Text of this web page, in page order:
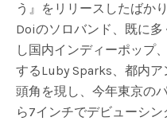
う』をリリースしたばか
Doiのソロバンド、既に
し国内インディーポップ
するLuby Sparks、都内
頭角を現し、今年東京の
ら7インチでデビューシ